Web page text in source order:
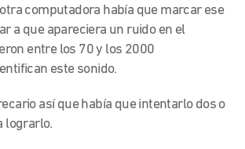
computadora había que marcar ese
a que apareciera un ruido en el
entre los 70y los 2000
este sonido.
así que había que intentarlo dos o
lograrlo.